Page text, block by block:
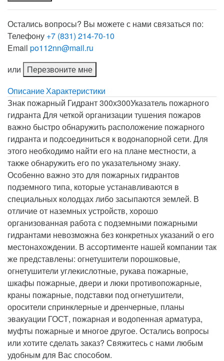
Остались вопросы? Вы можете с нами связаться по:
Телефону +7 (831) 214-70-10
Email po112nn@mail.ru
или
Перезвоните мне
ОписаниеХарактеристики
Знак пожарный Гидрант 300х300Указатель пожарного
гидранта Для четкой организации тушения пожаров
важно быстро обнаружить расположение пожарного
гидранта и подсоединиться к водонапорной сети. Для
этого необходимо найти его на плане местности, а
также обнаружить его по указательному знаку.
Особенно важно это для пожарных гидрантов
подземного типа, которые устанавливаются в
специальных колодцах либо засыпаются землей. В
отличие от наземных устройств, хорошо
организованная работа с подземными пожарными
гидрантами невозможна без конкретных указаний о его
местонахождении. В ассортименте нашей компании так
же представлены: огнетушители порошковые,
огнетушители углекислотные, рукава пожарные,
шкафы пожарные, двери и люки противопожарные,
краны пожарные, подставки под огнетушители,
оросители спринклерные и дренчерные, планы
эвакуации ГОСТ, пожарная и водопенная арматура,
муфты пожарные и многое другое. Остались вопросы
или хотите сделать заказ? Свяжитесь с нами любым
удобным для Вас способом.